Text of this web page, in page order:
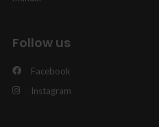
Follow us
Facebook
Instagram